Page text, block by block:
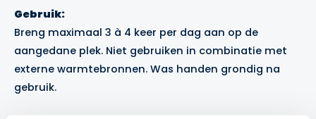
Gebruik:
Breng maximaal 3 à 4 keer per dag aan op de
aangedane plek. Niet gebruiken in combinatie met
externe warmtebronnen. Was handen grondig na
gebruik.